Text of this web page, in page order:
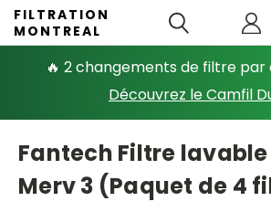
🔥 2 changements de filtre par
Découvrez le Camfil
FILTRATION
MONTREAL
Fantech Filtre lavable
Merv 3 (Paquet de 4